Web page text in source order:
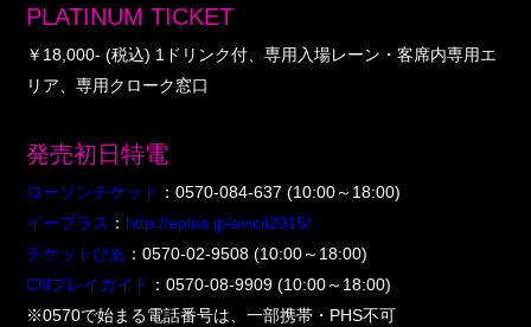
PLATINUM TICKET
￥18,000- (税込) 1ドリンク付、専用入場レーン・客席内専用エ
リア、専用クローク窓口
発売初日特電
ローソンチケット ：0570-084-637 (10:00～18:00)
イープラス ： http://eplus.jp/avicii2015/
チケットぴあ ：0570-02-9508 (10:00～18:00)
CNプレイガイド ：0570-08-9909 (10:00～18:00)
※0570で始まる電話番号は、一部携帯・PHS不可